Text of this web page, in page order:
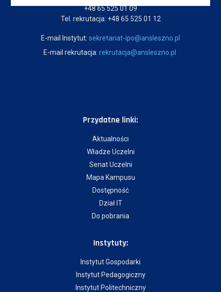
+48 65 525 01 09
Tel. rekrutacja: +48 65 525 01 12
E-mail Instytut: sekretariat-ipo@ansleszno.pl
E-mail rekrutacja: rekrutacja@ansleszno.pl
Przydatne linki:
Aktualności
Władze Uczelni
Senat Uczelni
Mapa Kampusu
Dostępność
Dział IT
Do pobrania
Instytuty:
Instytut Gospodarki
Instytut Pedagogiczny
Instytut Politechniczny